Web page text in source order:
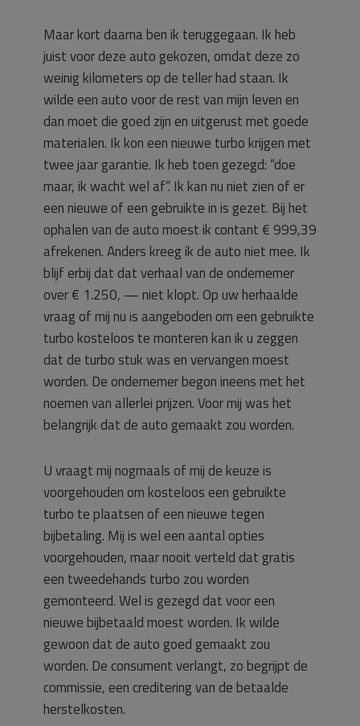
Maar kort daarna ben ik teruggegaan. Ik heb
juist voor deze auto gekozen, omdat deze zo
weinig kilometers op de teller had staan. Ik
wilde een auto voor de rest van mijn leven en
dan moet die goed zijn en uitgerust met goede
materialen. Ik kon een nieuwe turbo krijgen met
twee jaar garantie. Ik heb toen gezegd: “doe
maar, ik wacht wel af”. Ik kan nu niet zien of er
een nieuwe of een gebruikte in is gezet. Bij het
ophalen van de auto moest ik contant € 999,39
afrekenen. Anders kreeg ik de auto niet mee. Ik
blijf erbij dat dat verhaal van de ondernemer
over € 1.250, — niet klopt. Op uw herhaalde
vraag of mij nu is aangeboden om een gebruikte
turbo kosteloos te monteren kan ik u zeggen
dat de turbo stuk was en vervangen moest
worden. De ondernemer begon ineens met het
noemen van allerlei prijzen. Voor mij was het
belangrijk dat de auto gemaakt zou worden.
U vraagt mij nogmaals of mij de keuze is
voorgehouden om kosteloos een gebruikte
turbo te plaatsen of een nieuwe tegen
bijbetaling. Mij is wel een aantal opties
voorgehouden, maar nooit verteld dat gratis
een tweedehands turbo zou worden
gemonteerd. Wel is gezegd dat voor een
nieuwe bijbetaald moest worden. Ik wilde
gewoon dat de auto goed gemaakt zou
worden. De consument verlangt, zo begrijpt de
commissie, een creditering van de betaalde
herstelkosten.